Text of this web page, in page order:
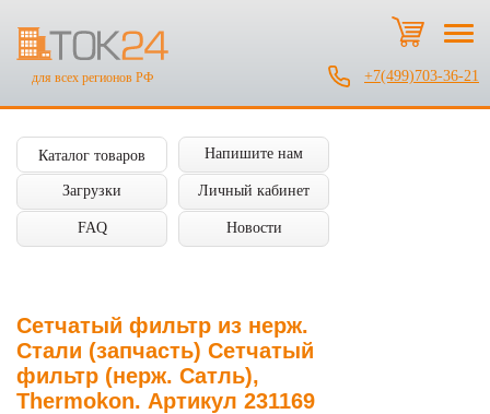
для всех регионов РФ +7(499)703-36-21
Каталог товаров Напишите нам
Загрузки Личный кабинет
FAQ Новости
Сетчатый фильтр из нерж.
Стали (запчасть) Сетчатый
фильтр (нерж. Сатль),
Thermokon. Артикул 231169